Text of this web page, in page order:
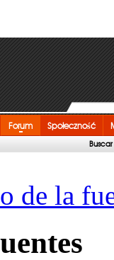
Forum Społeczność
Buscar
de la